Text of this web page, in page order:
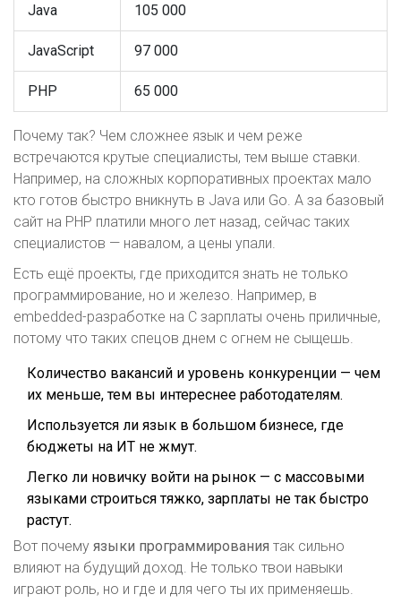
Java 105 000
JavaScript 97 000
PHP 65 000
Почему так? Чем сложнее язык и чем реже
встречаются крутые специалисты, тем выше ставки.
Например, на сложных корпоративных проектах мало
кто готов быстро вникнуть в Java или Go. А за базовый
сайт на PHP платили много лет назад, сейчас таких
специалистов — навалом, а цены упали.
Есть ещё проекты, где приходится знать не только
программирование, но и железо. Например, в
embedded-разработке на C зарплаты очень приличные,
потому что таких спецов днем с огнем не сыщешь.
Количество вакансий и уровень конкуренции — чем
их меньше, тем вы интереснее работодателям.
Используется ли язык в большом бизнесе, где
бюджеты на ИТ не жмут.
Легко ли новичку войти на рынок — с массовыми
языками строиться тяжко, зарплаты не так быстро
растут.
Вот почему языки программирования так сильно
влияют на будущий доход. Не только твои навыки
играют роль, но и где и для чего ты их применяешь.